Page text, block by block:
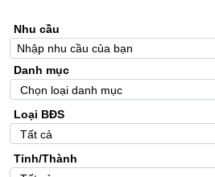
Nhu cầu
Danh mục
Loại BĐS
Tỉnh/Thành